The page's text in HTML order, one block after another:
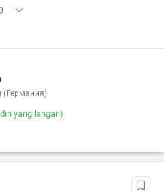
(Германия)
yangilangan)